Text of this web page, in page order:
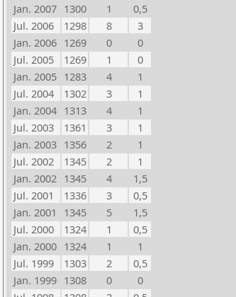
Jan. 2007 1300 1
0,5
Jul. 2006
1298 8
3
Jan. 2006 1269 0
0
Jul. 2005
1269 1
0
Jan. 2005 1283 4
1
Jul. 2004
1302 3
1
Jan. 2004 1313 4
1
Jul. 2003
1361 3
1
Jan. 2003 1356 2
1
Jul. 2002
1345 2
1
Jan. 2002 1345 4
1,5
Jul. 2001
1336 3
0,5
Jan. 2001
1345 5
1,5
Jul. 2000
1324 1
0,5
Jan. 2000 1324 1
1
Jul. 1999
1303 2
0,5
Jan. 1999 1308 0
0